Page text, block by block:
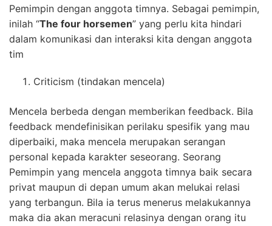
Pemimpin dengan anggota timnya. Sebagai pemimpin,
inilah “The four horsemen” yang perlu kita hindari
dalam komunikasi dan interaksi kita dengan anggota
tim
Criticism (tindakan mencela)
Mencela berbeda dengan memberikan feedback. Bila
feedback mendefinisikan perilaku spesifik yang mau
diperbaiki, maka mencela merupakan serangan
personal kepada karakter seseorang. Seorang
Pemimpin yang mencela anggota timnya baik secara
privat maupun di depan umum akan melukai relasi
yang terbangun. Bila ia terus menerus melakukannya
maka dia akan meracuni relasinya dengan orang itu